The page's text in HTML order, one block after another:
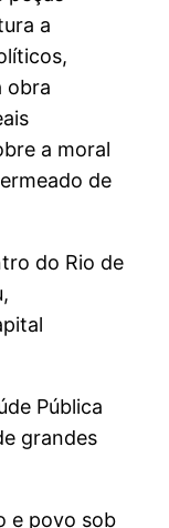
a
obra
a moral
de
do Rio de
Pública
grandes
e povo sob